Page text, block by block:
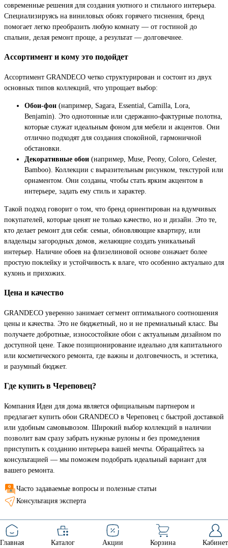
современные решения для создания уютного и стильного интерьера.
Специализируясь на виниловых обоях горячего тиснения, бренд
помогает легко преобразить любую комнату — от гостиной до
спальни, делая ремонт проще, а результат — долговечнее.
Ассортимент и кому это подойдет
Ассортимент GRANDECO четко структурирован и состоит из двух
основных типов коллекций, что упрощает выбор:
Обои-фон (например, Sagara, Essential, Camilla, Lora,
Benjamin). Это однотонные или сдержанно-фактурные полотна,
которые служат идеальным фоном для мебели и акцентов. Они
отлично подходят для создания спокойной, гармоничной
обстановки.
Декоративные обои (например, Muse, Peony, Coloro, Celester,
Bamboo). Коллекции с выразительным рисунком, текстурой или
орнаментом. Они созданы, чтобы стать ярким акцентом в
интерьере, задать ему стиль и характер.
Такой подход говорит о том, что бренд ориентирован на вдумчивых
покупателей, которые ценят не только качество, но и дизайн. Это те,
кто делает ремонт для себя: семьи, обновляющие квартиру, или
владельцы загородных домов, желающие создать уникальный
интерьер. Наличие обоев на флизелиновой основе означает более
простую поклейку и устойчивость к влаге, что особенно актуально для
кухонь и прихожих.
Цена и качество
GRANDECO уверенно занимает сегмент оптимального соотношения
цены и качества. Это не бюджетный, но и не премиальный класс. Вы
получаете добротные, износостойкие обои с актуальным дизайном по
доступной цене. Такое позиционирование идеально для капитального
или косметического ремонта, где важны и долговечность, и эстетика,
и разумный бюджет.
Где купить в Череповец?
Компания Идеи для дома является официальным партнером и
предлагает купить обои GRANDECO в Череповец с быстрой доставкой
или удобным самовывозом. Широкий выбор коллекций в наличии
позволит вам сразу забрать нужные рулоны и без промедления
приступить к созданию интерьера вашей мечты. Обращайтесь за
консультацией — мы поможем подобрать идеальный вариант для
вашего ремонта.
Часто задаваемые вопросы и полезные статьи
Консультация эксперта
Главная Каталог Акции Корзина Кабинет